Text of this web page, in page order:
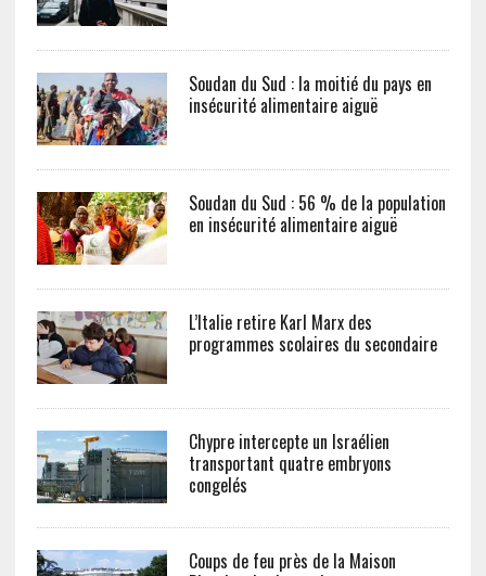
Soudan du Sud : la moitié du pays en
insécurité alimentaire aiguë
Soudan du Sud : 56 % de la population
en insécurité alimentaire aiguë
L’Italie retire Karl Marx des
programmes scolaires du secondaire
Chypre intercepte un Israélien
transportant quatre embryons
congelés
Coups de feu près de la Maison